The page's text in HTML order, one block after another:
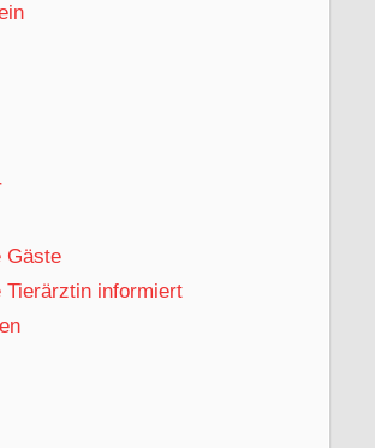
Gäste
Tierärztin informiert